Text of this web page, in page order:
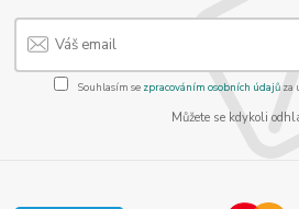
Souhlasím se zpracováním osobních údajůza
Můžete se kdykoli